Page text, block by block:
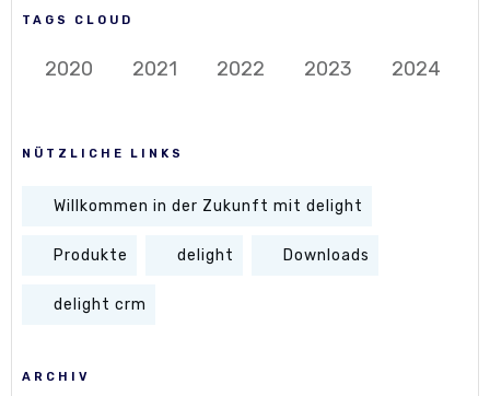
TAGS CLOUD
2020 2021 2022 2023 2024
NÜTZLICHE LINKS
Willkommen in der Zukunft mit delight
Produkte delight Downloads
delight crm
ARCHIV